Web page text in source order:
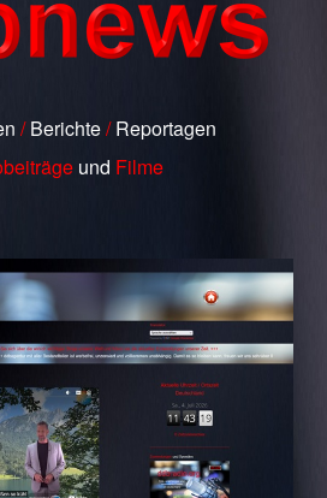
/Berichte/Reportagen
und Filme